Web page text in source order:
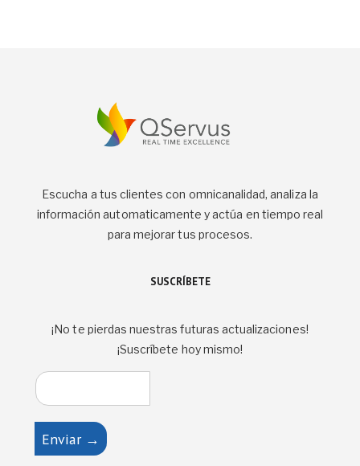
Escucha a tus clientes con omnicanalidad, analiza la
información automaticamente y actúa en tiempo real
para mejorar tus procesos.
SUSCRÍBETE
¡No te pierdas nuestras futuras actualizaciones!
¡Suscríbete hoy mismo!
Enviar →